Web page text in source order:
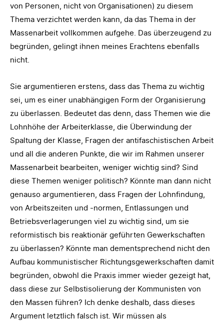
von Personen, nicht von Organisationen) zu diesem
Thema verzichtet werden kann, da das Thema in der
Massenarbeit vollkommen aufgehe. Das überzeugend zu
begründen, gelingt ihnen meines Erachtens ebenfalls
nicht.
Sie argumentieren erstens, dass das Thema zu wichtig
sei, um es einer unabhängigen Form der Organisierung
zu überlassen. Bedeutet das denn, dass Themen wie die
Lohnhöhe der Arbeiterklasse, die Überwindung der
Spaltung der Klasse, Fragen der antifaschistischen Arbeit
und all die anderen Punkte, die wir im Rahmen unserer
Massenarbeit bearbeiten, weniger wichtig sind? Sind
diese Themen weniger politisch? Könnte man dann nicht
genauso argumentieren, dass Fragen der Lohnfindung,
von Arbeitszeiten und -normen, Entlassungen und
Betriebsverlagerungen viel zu wichtig sind, um sie
reformistisch bis reaktionär geführten Gewerkschaften
zu überlassen? Könnte man dementsprechend nicht den
Aufbau kommunistischer Richtungsgewerkschaften damit
begründen, obwohl die Praxis immer wieder gezeigt hat,
dass diese zur Selbstisolierung der Kommunisten von
den Massen führen? Ich denke deshalb, dass dieses
Argument letztlich falsch ist. Wir müssen als